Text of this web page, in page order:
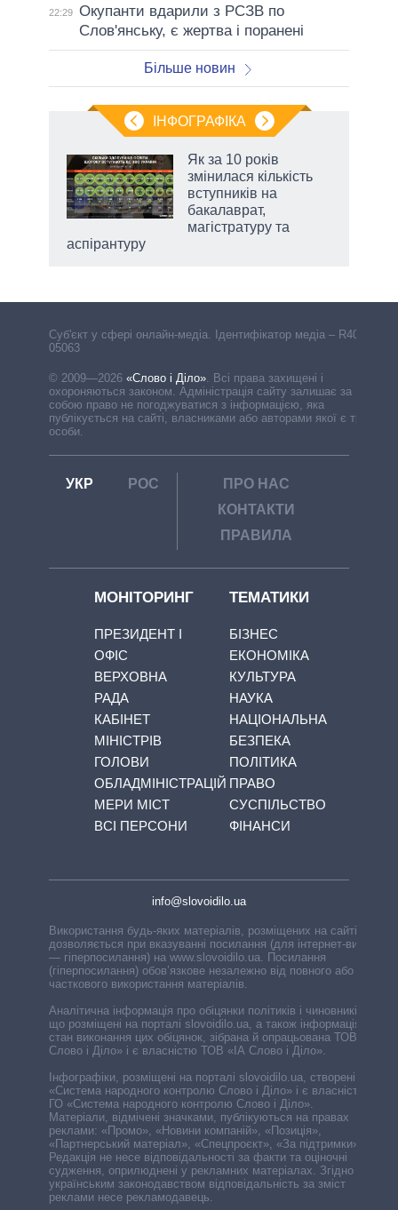
22:29 Окупанти вдарили з РСЗВ по
Слов'янську, є жертва і поранені
Більше новин
ІНФОГРАФІКА
Як за 10 років
змінилася кількість
вступників на
бакалаврат,
магістратуру та
аспірантуру
Cуб'єкт у сфері онлайн-медіа. Ідентифікатор медіа – R40-
05063
© 2009—2026 «Слово і Діло»
Всі права захищені і
охороняються законом. Адміністрація сайту залишає за
собою право не погоджуватися з інформацією, яка
публікується на сайті, власниками або авторами якої є треті
особи.
УКР РОС
ПРО НАС
КОНТАКТИ
ПРАВИЛА
МОНІТОРИНГ
ПРЕЗИДЕНТ І
ОФІС
ВЕРХОВНА
РАДА
КАБІНЕТ
МІНІСТРІВ
ГОЛОВИ
ОБЛАДМІНІСТРАЦІЙ
МЕРИ МІСТ
ВСІ ПЕРСОНИ
ТЕМАТИКИ
БІЗНЕС
ЕКОНОМІКА
КУЛЬТУРА
НАУКА
НАЦІОНАЛЬНА
БЕЗПЕКА
ПОЛІТИКА
ПРАВО
СУСПІЛЬСТВО
ФІНАНСИ
info@slovoidilo.ua
Використання будь-яких матеріалів, розміщених на сайті,
дозволяється при вказуванні посилання (для інтернет-видань
— гіперпосилання) на www.slovoidilo.ua. Посилання
(гіперпосилання) обов’язкове незалежно від повного або
часткового використання матеріалів.
Аналітична інформація про обіцянки політиків і чиновників,
що розміщені на порталі slovoidilo.ua, а також інформація про
стан виконання цих обіцянок, зібрана й опрацьована ТОВ «ІА
Слово і Діло» і є власністю ТОВ «ІА Слово і Діло».
Інфографіки, розміщені на порталі slovoidilo.ua, створені ГО
«Система народного контролю Слово і Діло» і є власністю
ГО «Система народного контролю Слово і Діло».
Матеріали, відмічені значками, публікуються на правах
реклами: «Промо», «Новини компаній», «Позиція»,
«Партнерський матеріал», «Спецпроєкт», «За підтримки».
Редакція не несе відповідальності за факти та оціночні
судження, оприлюднені у рекламних матеріалах. Згідно з
українським законодавством відповідальність за зміст
реклами несе рекламодавець.